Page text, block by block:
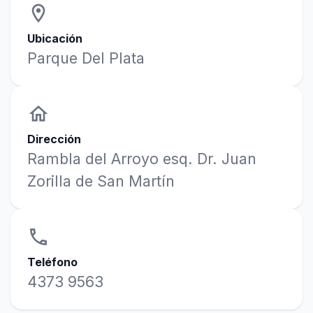
location_on
Ubicación
Parque Del Plata
home
Dirección
Rambla del Arroyo esq. Dr. Juan
Zorilla de San Martín
phone
Teléfono
4373 9563